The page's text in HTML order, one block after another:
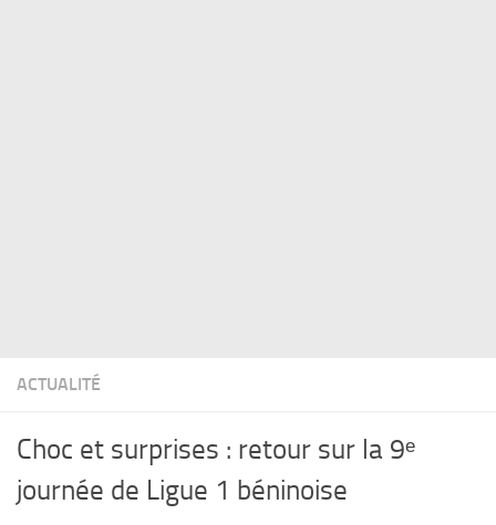
ACTUALITÉ
Choc et surprises : retour sur la 9ᵉ
journée de Ligue 1 béninoise